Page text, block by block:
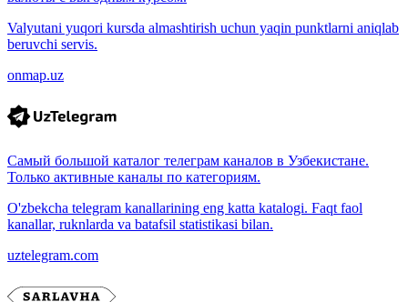
Valyutani yuqori kursda almashtirish uchun yaqin punktlarni aniqlab
beruvchi servis.
onmap.uz
Самый большой каталог телеграм каналов в Узбекистане.
Только активные каналы по категориям.
O'zbekcha telegram kanallarining eng katta katalogi. Faqt faol
kanallar, ruknlarda va batafsil statistikasi bilan.
uztelegram.com